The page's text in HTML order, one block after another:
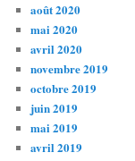
août 2020
mai 2020
avril 2020
novembre 2019
octobre 2019
juin 2019
mai 2019
avril 2019